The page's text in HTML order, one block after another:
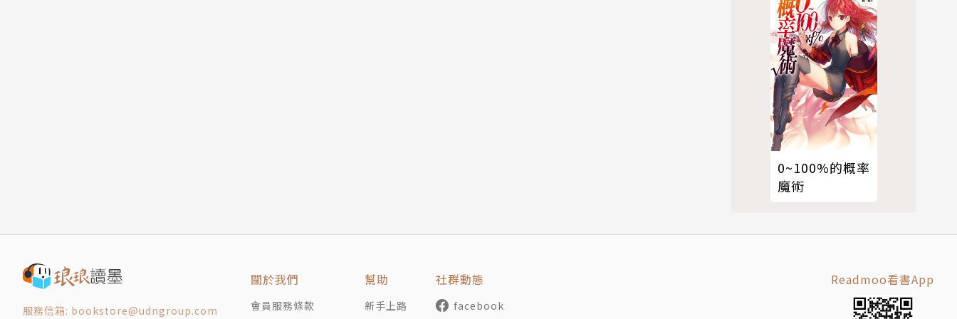
0~100%的概率
魔術
服務信箱: bookstore@udngroup.com
關於我們
會員服務條款
幫助
新手上路
社群動態
facebook
Readmoo看書App